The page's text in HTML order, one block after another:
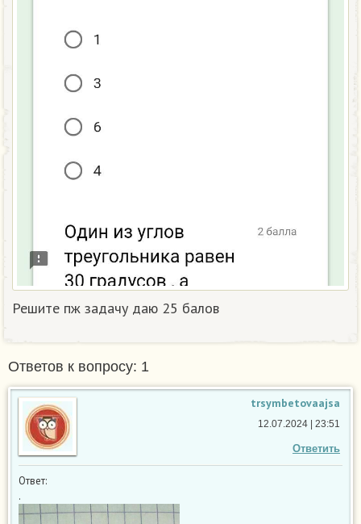
Решите пж задачу даю 25 балов
Ответов к вопросу: 1
trsymbetovaajsa
Ответить
12.07.2024 | 23:51
Ответ:
.